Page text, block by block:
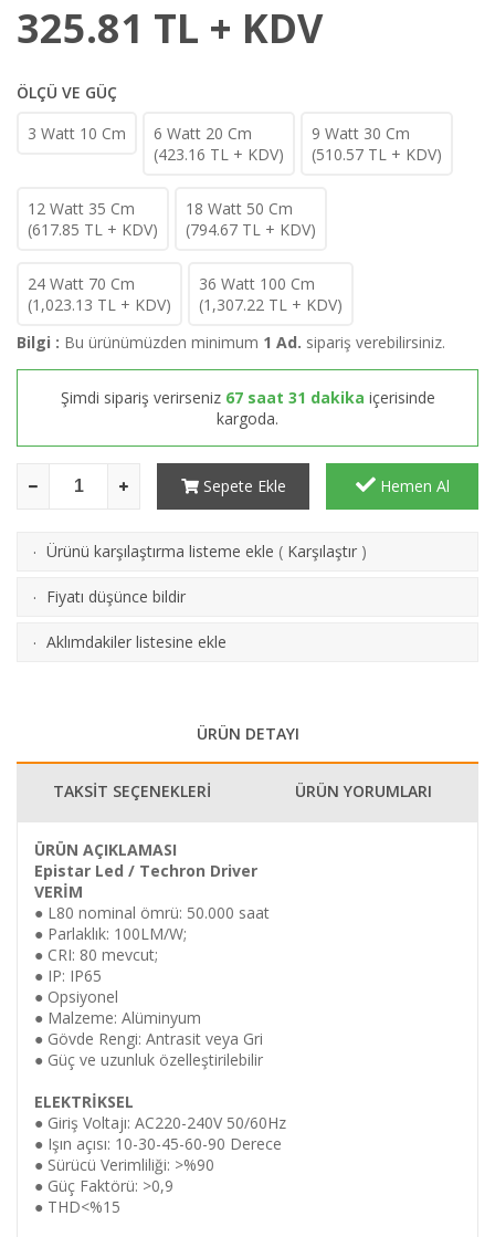
325.81 TL + KDV
ÖLÇÜ VE GÜÇ
3 Watt 10 Cm
6 Watt 20 Cm
(423.16 TL + KDV)
9 Watt 30 Cm
(510.57 TL + KDV)
12 Watt 35 Cm
(617.85 TL + KDV)
18 Watt 50 Cm
(794.67 TL + KDV)
24 Watt 70 Cm
(1,023.13 TL + KDV)
36 Watt 100 Cm
(1,307.22 TL + KDV)
Bilgi : Bu ürünümüzden minimum 1 Ad. sipariş verebilirsiniz.
Şimdi sipariş verirseniz 67 saat 31 dakika içerisinde
kargoda.
Sepete Ekle Hemen Al
· Ürünü karşılaştırma listeme ekle ( Karşılaştır )
· Fiyatı düşünce bildir
· Aklımdakiler listesine ekle
ÜRÜN DETAYI
TAKSİT SEÇENEKLERİ ÜRÜN YORUMLARI
ÜRÜN AÇIKLAMASI
Epistar Led / Techron Driver
VERİM
● L80 nominal ömrü: 50.000 saat
● Parlaklık: 100LM/W;
● CRI: 80 mevcut;
● IP: IP65
● Opsiyonel
● Malzeme: Alüminyum
● Gövde Rengi: Antrasit veya Gri
● Güç ve uzunluk özelleştirilebilir
ELEKTRİKSEL
● Giriş Voltajı: AC220-240V 50/60Hz
● Işın açısı: 10-30-45-60-90 Derece
● Sürücü Verimliliği: >%90
● Güç Faktörü: >0,9
● THD<%15